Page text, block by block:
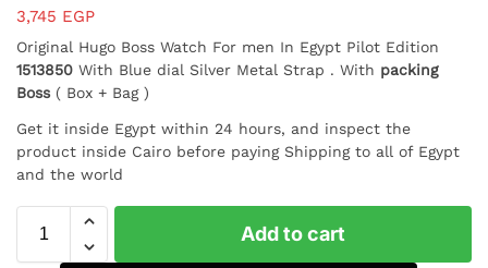
3,745 EGP
Original Hugo Boss Watch For men In Egypt Pilot Edition
1513850 With Blue dial Silver Metal Strap . With packing
Boss( Box + Bag )
Get it inside Egypt within 24 hours, and inspect the
product inside Cairo before paying Shipping to all of Egypt
and the world
Add to cart